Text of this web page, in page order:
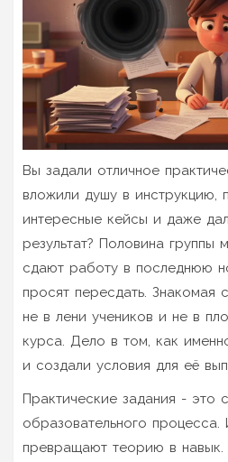
Вы задали отличное
вложили душу в инструкцию,
интересные кейсы и даже
результат? Половина группы
сдают работу в последнюю
просят пересдать. Знакомая
не в лени учеников и не в
курса. Дело в том, как
и создали условия для её
Практические задания - это
образовательного
превращают теорию в навык.